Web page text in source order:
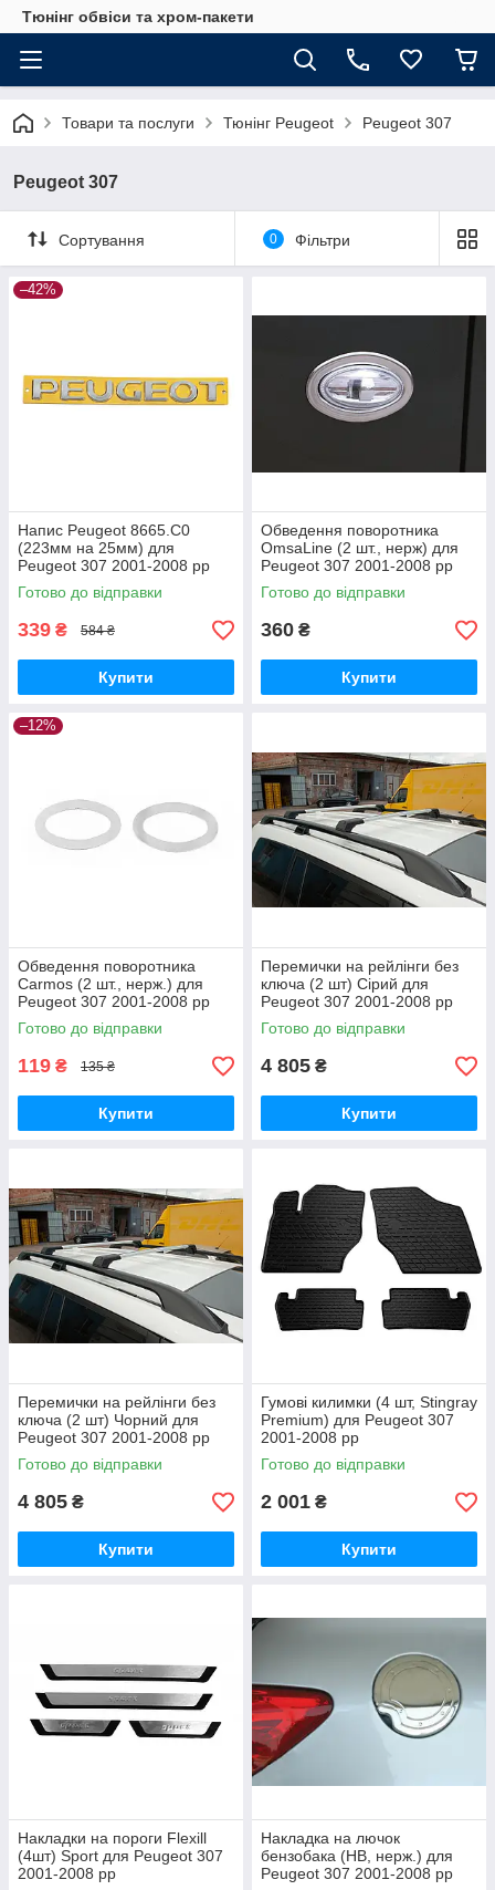
Тюнінг обвіси та хром-пакети
Товари та послуги Тюнінг Peugeot Peugeot 307
Peugeot 307
Сортування 0 Фільтри
–42%
Напис Peugeot 8665.C0
(223мм на 25мм) для
Peugeot 307 2001-2008 рр
Готово до відправки
339 ₴ 584 ₴
Купити
Обведення поворотника
OmsaLine (2 шт., нерж) для
Peugeot 307 2001-2008 рр
Готово до відправки
360 ₴
Купити
–12%
Обведення поворотника
Carmos (2 шт., нерж.) для
Peugeot 307 2001-2008 рр
Готово до відправки
119 ₴ 135 ₴
Купити
Перемички на рейлінги без
ключа (2 шт) Сірий для
Peugeot 307 2001-2008 рр
Готово до відправки
4 805 ₴
Купити
Перемички на рейлінги без
ключа (2 шт) Чорний для
Peugeot 307 2001-2008 рр
Готово до відправки
4 805 ₴
Купити
Гумові килимки (4 шт, Stingray
Premium) для Peugeot 307
2001-2008 рр
Готово до відправки
2 001 ₴
Купити
Накладки на пороги Flexill
(4шт) Sport для Peugeot 307
2001-2008 рр
Накладка на лючок
бензобака (HB, нерж.) для
Peugeot 307 2001-2008 рр